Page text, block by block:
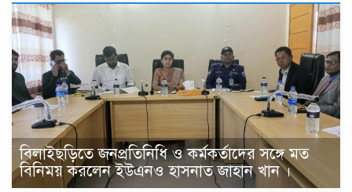
বিলাইছড়িতে জনপ্রতিনিধি ও কর্মকর্তাদের সঙ্গে মত
বিনিময় করলেন ইউএনও হাসনাত জাহান খান ।